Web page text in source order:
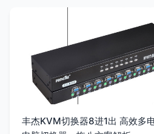
丰杰KVM切换器8进1出 高效多